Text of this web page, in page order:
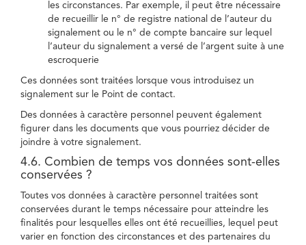
les circonstances. Par exemple, il peut être nécessaire
de recueillir le n° de registre national de l’auteur du
signalement ou le n° de compte bancaire sur lequel
l’auteur du signalement a versé de l’argent suite à une
escroquerie
Ces données sont traitées lorsque vous introduisez un
signalement sur le Point de contact.
Des données à caractère personnel peuvent également
figurer dans les documents que vous pourriez décider de
joindre à votre signalement.
4.6. Combien de temps vos données sont-elles
conservées ?
Toutes vos données à caractère personnel traitées sont
conservées durant le temps nécessaire pour atteindre les
finalités pour lesquelles elles ont été recueillies, lequel peut
varier en fonction des circonstances et des partenaires du